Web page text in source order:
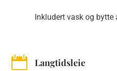
Inkludert vask og
 Langtidsleie